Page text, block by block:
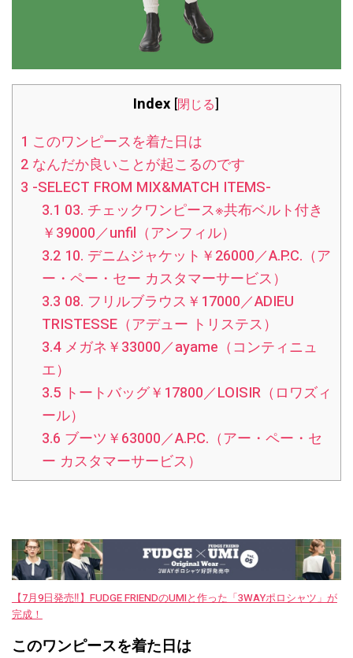
Index [閉じる]
1 このワンピースを着た日は
2なんだか良いことが起こるのです
3 -SELECT FROM MIX&MATCH ITEMS-
3.1 03. チェックワンピース※共布ベルト付き
￥39000／unfil（アンフィル）
3.2 10. デニムジャケット￥26000／A.P.C.（ア
ー・ペー・セー カスタマーサービス）
3.3 08. フリルブラウス￥17000／ADIEU
TRISTESSE（アデュー トリステス）
3.4メガネ￥33000／ayame（コンティニュ
エ）
3.5 トートバッグ￥17800／LOISIR（ロワズィ
ール）
3.6 ブーツ￥63000／A.P.C.（アー・ペー・セ
ー カスタマーサービス）
【7月9日発売‼︎】FUDGE FRIENDのUMIと作った「3WAYポロシャツ」が
完成！
このワンピースを着た日は